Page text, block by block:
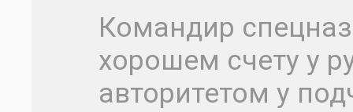
Командир
хорошем счету у
авторитетом у